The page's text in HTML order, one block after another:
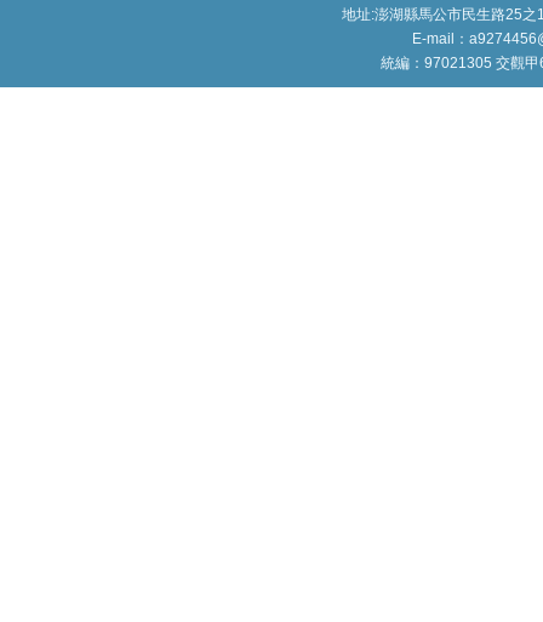
地址:澎湖縣馬公市民生路25
E-mail：
統編：97021305 交觀